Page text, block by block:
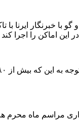
با خبرنگار
این اماکن را اجرا
مراسم ماه محرم